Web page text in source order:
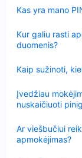
Kas yra mano
Kur galiu rasti
duomenis?
Kaip sužinoti,
Įvedžiau
nuskaičiuoti
Ar viešbučiui
apmokėjimas?